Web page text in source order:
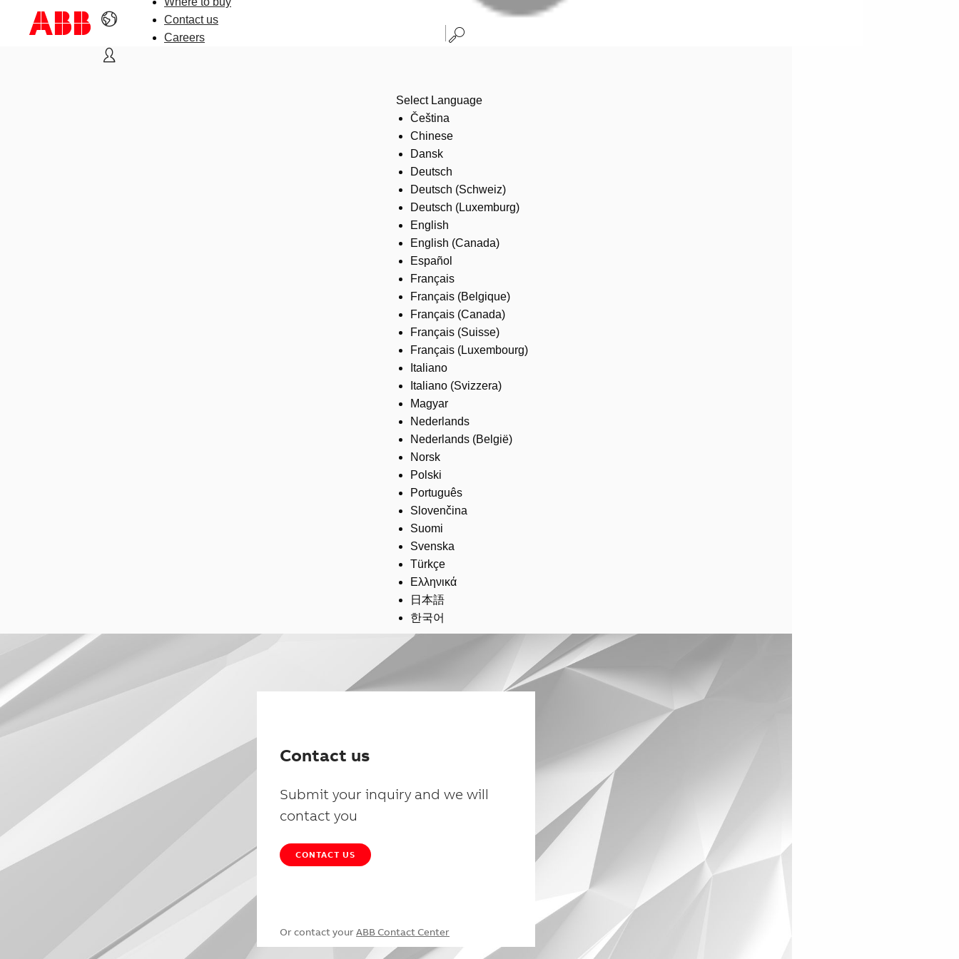
Contact us
Careers
Select Language
Čeština
Chinese
Dansk
Deutsch
Deutsch (Schweiz)
Deutsch (Luxemburg)
English
English (Canada)
Español
Français
Français (Belgique)
Français (Canada)
Français (Suisse)
Français (Luxembourg)
Italiano
Italiano (Svizzera)
Magyar
Nederlands
Nederlands (België)
Norsk
Polski
Português
Slovenčina
Suomi
Svenska
Türkçe
Ελληνικά
日本語
한국어
Contact us
Submit your inquiry and we will
contact you
CONTACT US
Or contact your ABB Contact Center